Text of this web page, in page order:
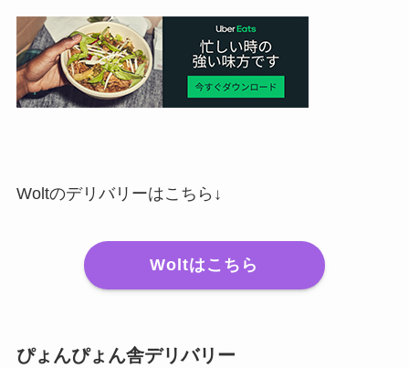
Woltのデリバリーはこちら↓
Woltはこちら
ぴょんぴょん舎デリバリー